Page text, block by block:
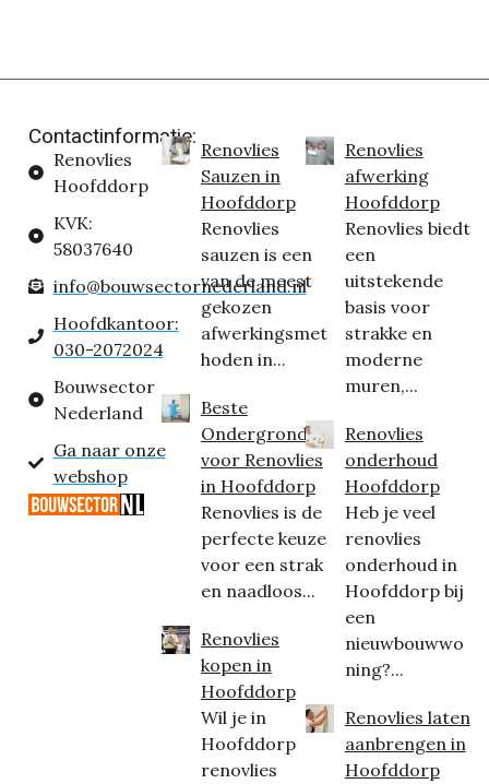
Contactinformatie:
Renovlies
Hoofddorp
KVK:
58037640
info@bouwsectornederland.nl
Hoofdkantoor:
030-2072024
Bouwsector
Nederland
Ga naar onze
webshop
Renovlies
Sauzen in
Hoofddorp
Renovlies
sauzen is een
van de meest
gekozen
afwerkingsmet
hoden in...
Beste
Ondergrond
voor Renovlies
in Hoofddorp
Renovlies is de
perfecte keuze
voor een strak
en naadloos...
Renovlies
kopen in
Hoofddorp
Wil je in
Hoofddorp
renovlies
Renovlies
afwerking
Hoofddorp
Renovlies biedt
een
uitstekende
basis voor
strakke en
moderne
muren,...
Renovlies
onderhoud
Hoofddorp
Heb je veel
renovlies
onderhoud in
Hoofddorp bij
een
nieuwbouwwo
ning?...
Renovlies laten
aanbrengen in
Hoofddorp